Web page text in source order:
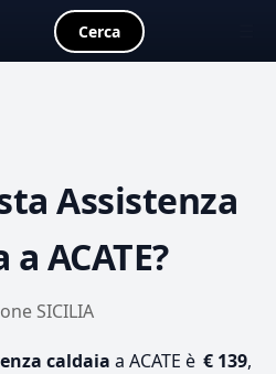
Cerca
Assistenza
a ACATE?
SICILIA
caldaia a ACATE è € 139,